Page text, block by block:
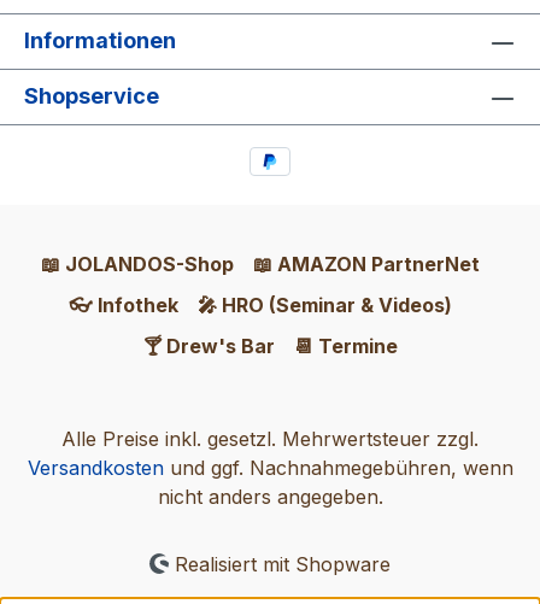
Informationen
Shopservice
📖 JOLANDOS-Shop
📖 AMAZON PartnerNet
👓 Infothek
🎤 HRO (Seminar & Videos)
🍸 Drew's Bar
📆 Termine
Alle Preise inkl. gesetzl. Mehrwertsteuer zzgl.
Versandkostenund ggf. Nachnahmegebühren, wenn
nicht anders angegeben.
Realisiert mit Shopware